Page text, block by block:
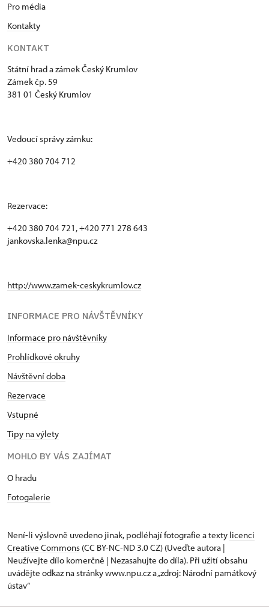
Pro média
Kontakty
KONTAKT
Státní hrad a zámek Český Krumlov
Zámek čp. 59
381 01 Český Krumlov
Vedoucí správy zámku:
+420 380 704 712
Rezervace:
+420 380 704 721, +420 771 278 643
jankovska.lenka@npu.cz
http://www.zamek-ceskykrumlov.cz
INFORMACE PRO NÁVŠTĚVNÍKY
Informace pro návštěvníky
Prohlídkové okruhy
Návštěvní doba
Rezervace
Vstupné
Tipy na výlety
MOHLO BY VÁS ZAJÍMAT
O hradu
Fotogalerie
Není-li výslovně uvedeno jinak, podléhají fotografie a texty licenci
Creative Commons (CC BY-NC-ND 3.0 CZ) (Uveďte autora |
Neužívejte dílo komerčně | Nezasahujte do díla). Při užití obsahu
uvádějte odkaz na stránky www.npu.cz a „zdroj: Národní památkový
ústav“